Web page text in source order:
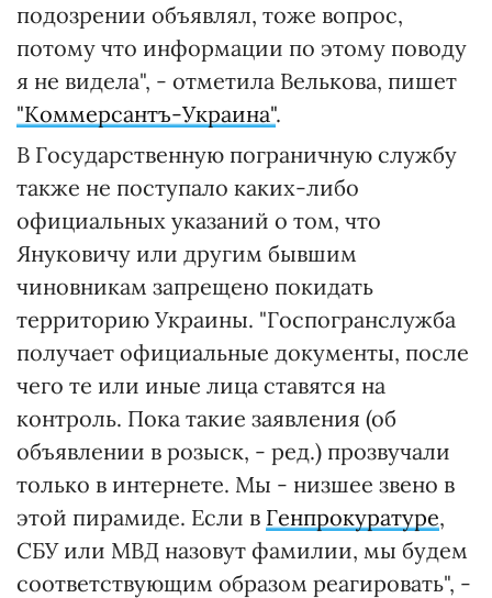
подозрении объявлял, тоже вопрос,
потому что информации по этому поводу
я не видела", - отметила Велькова, пишет
"Коммерсантъ-Украина".
В Государственную пограничную службу
также не поступало каких-либо
официальных указаний о том, что
Януковичу или другим бывшим
чиновникам запрещено покидать
территорию Украины. "Госпогранслужба
получает официальные документы, после
чего те или иные лица ставятся на
контроль. Пока такие заявления (об
объявлении в розыск, - ред.) прозвучали
только в интернете. Мы - низшее звено в
этой пирамиде. Если в Генпрокуратуре,
СБУ или МВД назовут фамилии, мы будем
соответствующим образом реагировать", -